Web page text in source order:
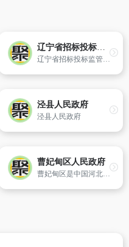
辽宁省招标投标监管网
辽宁省招标投标监管网是由辽宁省招标投标协调管理办公室主办的,具备招标信息发布、政策咨询、投诉受理、事项公示、在线抽取使用评标专家等多项功能,为招投标监管工作的开展提供了科学有效的载体和平台。辽宁省招标投标监管网作为政府网站,开设招标公告、工作动态、中标侯选人公示、中标结果、招投标报告备案、
泾县人民政府
泾县人民政府
曹妃甸区人民政府
曹妃甸区是中国河北省唐山市所辖的一个市辖区。原为唐海县,2012年7月,撤销唐海县,设立曹妃甸区-。总面积为725平方公里(原唐海县),2003年人口为14万人。曹妃甸区位于河北省东北部、唐山市东南部,南临渤海,北邻滦南县,西部与丰南县接壤,东部与乐亭县相 （唐海县人民政府）